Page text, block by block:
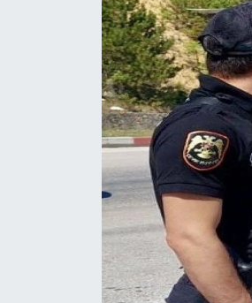
Resmi ilanlar